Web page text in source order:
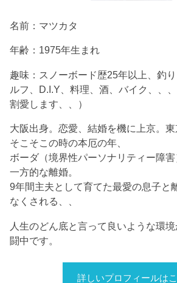
名前：マツカタ
年齢：1975年生まれ
趣味：スノーボード歴25年以上、釣
ルフ、D.I.Y、料理、酒、バイク、、
割愛します、、）
大阪出身。恋愛、結婚を機に上京。
そこそこの時の本厄の年、
ボーダ（境界性パーソナリティー障害
一方的な離婚。
9年間主夫として育てた最愛の息子と
なくされる、、
人生のどん底と言って良いような環
闘中です。
詳しいプロフィールは